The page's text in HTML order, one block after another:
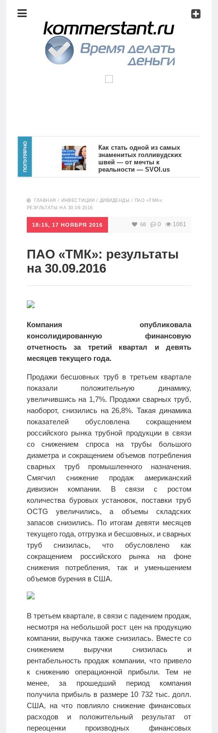
анализ
Видео
Сделано
Главная
Новости
Аналитика
Инвестиции
Дивиденды
анализ
Сделано
в России
ПОПУЛЯРНО
Как стать одной из самых
знаменитых голливудских
швей — от мечты к
реальности — SVOI.us
10557
ГЛАВНАЯ / ИНВЕСТИЦИИ / ДИВИДЕНДЫ / ПАО «ТМК»:
РЕЗУЛЬТАТЫ НА 30.09.2016
18:15, 17 НОЯБРЯ 2016 68 0 1061
ПАО «ТМК»: результаты
на 30.09.2016
Компания опубликовала
консолидированную финансовую
отчетность за третий квартал и девять
месяцев текущего года.
Продажи бесшовных труб в третьем квартале
показали положительную динамику,
увеличившись на 1,7%. Продажи сварных труб,
наоборот, снизились на 26,8%. Такая динамика
показателей обусловлена сокращением
российского рынка трубной продукции в связи
со снижением спроса на трубы большого
диаметра и сокращением объемов потребления
сварных труб промышленного назначения.
Смягчил снижение продаж американский
дивизион компании. В связи с ростом
количества буровых установок, поставки труб
OCTG увеличились, а объемы складских
запасов снизились. По итогам девяти месяцев
текущего года, отгрузка и бесшовных, и сварных
труб снизилась, что обусловлено как
сокращением российского рынка на фоне
снижения потребления, так и уменьшением
объемов бурения в США.
В третьем квартале, в связи с падением продаж,
несмотря на небольшой рост цен на продукцию
компании, выручка также снизилась. Вместе со
снижением выручки снизилась и
рентабельность продаж компании, что привело
к снижению операционной прибыли. Тем не
менее, за прошедший период компания
получила прибыль в размере 10 732 тыс. долл.
США, на что повлияло снижение финансовых
расходов и положительный результат от
переоценки производных финансовых